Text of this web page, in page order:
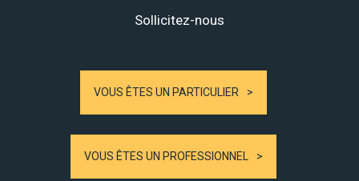
Sollicitez-nous
VOUS ÊTES UN PARTICULIER
VOUS ÊTES UN PROFESSIONNEL